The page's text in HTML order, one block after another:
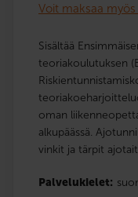
Voit maksaa
Sisältää
teoriakoulutuksen
oman
alkupäässä.
vinkit ja tärpit
Palvelukielet: